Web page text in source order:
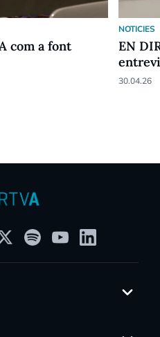
com a font
NOTICIES
EN
30.04.26